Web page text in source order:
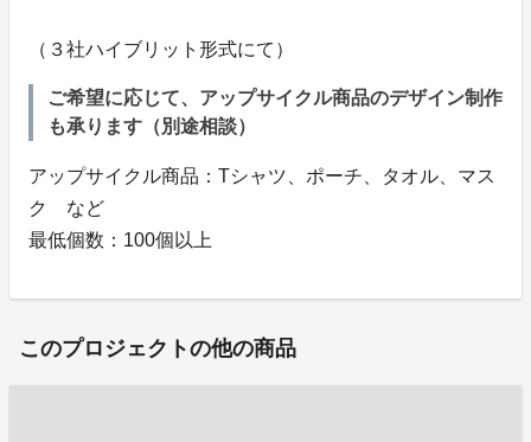
（３社ハイブリット形式にて）
ご希望に応じて、アップサイクル商品のデザイン制作
も承ります（別途相談）
アップサイクル商品：Tシャツ、ポーチ、タオル、マス
ク など
最低個数：100個以上
このプロジェクトの他の商品